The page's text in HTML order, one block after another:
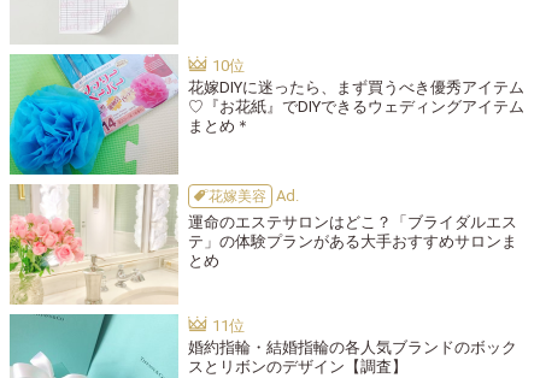
花嫁DIYに迷ったら、まず買うべき優秀アイテム
♡『お花紙』でDIYできるウェディングアイテム
まとめ＊
花嫁美容
運命のエステサロンはどこ？「ブライダルエス
テ」の体験プランがある大手おすすめサロンま
とめ
婚約指輪・結婚指輪の各人気ブランドのボック
スとリボンのデザイン【調査】